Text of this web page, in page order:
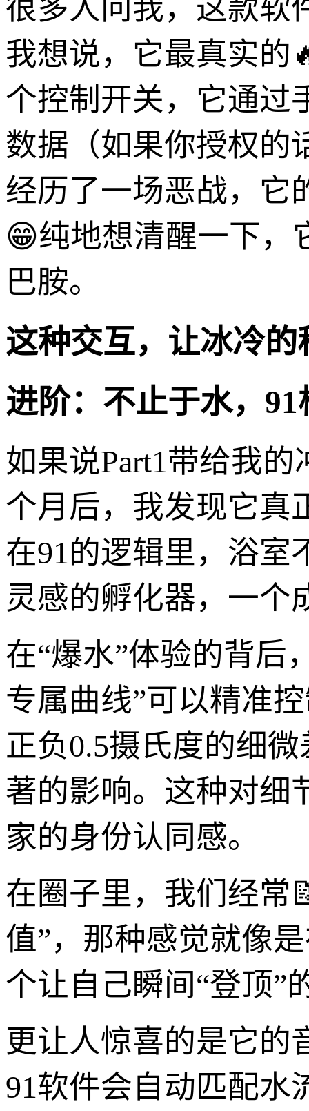
很多人问我，这款软
我想说，它最真实的
个控制开关，它通过
数据（如果你授权的
经历了一场恶战，它
😁纯地想清醒一下，
巴胺。
这种交互，让冰冷
进阶：不止于水，
如果说Part1带给我
个月后，我发现它真
在91的逻辑里，浴室
灵感的孵化器，一个
在“爆水”体验的背后
专属曲线”可以精准
正负0.5摄氏度的细
著的影响。这种对细
家的身份认同感。
在圈子里，我们经常
值”，那种感觉就像
个让自己瞬间“登顶”
更让人惊喜的是它的
91软件会自动匹配水